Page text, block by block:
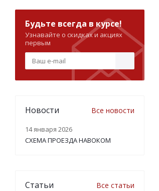
Будьте всегда в курсе!
Узнавайте о скидках и акциях
первым
Новости Все новости
14 января 2026
СХЕМА ПРОЕЗДА НАВОКОМ
Статьи Все статьи